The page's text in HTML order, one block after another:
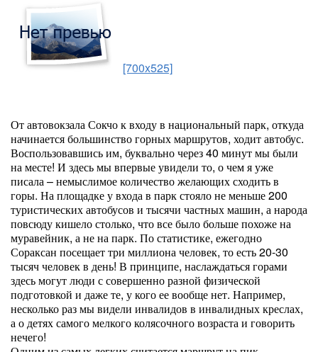
[700x525]
От автовокзала Сокчо к входу в национальный парк, откуда
начинается большинство горных маршрутов, ходит автобус.
Воспользовавшись им, буквально через 40 минут мы были
на месте! И здесь мы впервые увидели то, о чем я уже
писала – немыслимое количество желающих сходить в
горы. На площадке у входа в парк стояло не меньше 200
туристических автобусов и тысячи частных машин, а народа
повсюду кишело столько, что все было больше похоже на
муравейник, а не на парк. По статистике, ежегодно
Сораксан посещает три миллиона человек, то есть 20-30
тысяч человек в день! В принципе, наслаждаться горами
здесь могут люди с совершенно разной физической
подготовкой и даже те, у кого ее вообще нет. Например,
несколько раз мы видели инвалидов в инвалидных креслах,
а о детях самого мелкого колясочного возраста и говорить
нечего!